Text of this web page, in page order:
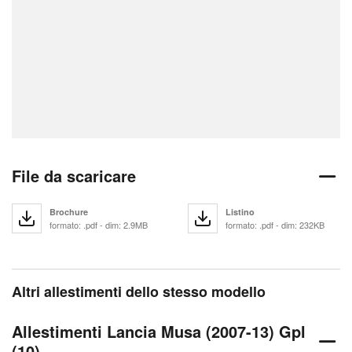
File da scaricare
Brochure
formato: .pdf - dim: 2.9MB
Listino
formato: .pdf - dim: 232KB
Altri allestimenti dello stesso modello
Allestimenti Lancia Musa (2007-13) Gpl